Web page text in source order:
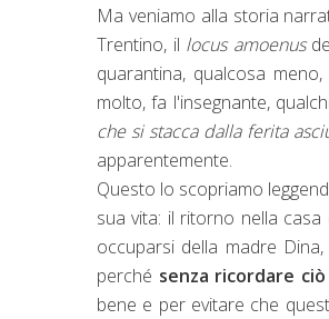
Ma veniamo alla storia
Trentino, il locus amoenus
quarantina, qualcosa
molto, fa l'insegnante,
che si stacca dalla ferita
apparentemente.
Questo lo scopriamo
sua vita: il ritorno nella
occuparsi della madre
perché senza ricordare
bene e per evitare che